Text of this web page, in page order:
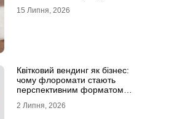
15 Липня, 2026
Квітковий вендинг як бізнес:
чому флоромати стають
перспективним форматом
2 Липня, 2026